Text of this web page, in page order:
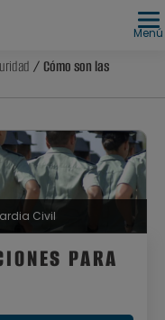
Menú
/ Cómo son las
Civil
PARA